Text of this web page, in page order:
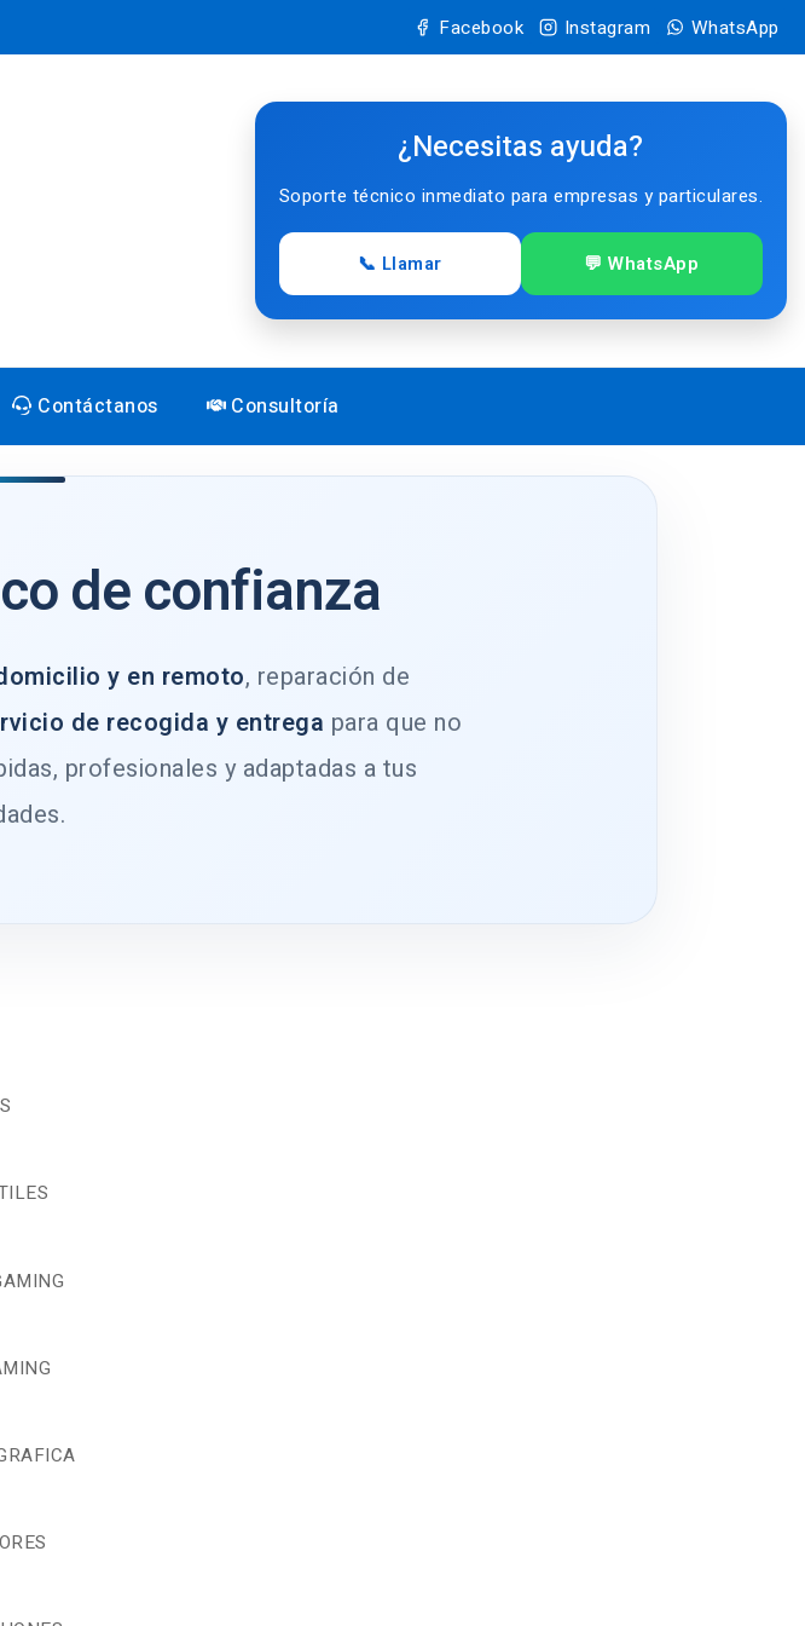
Facebook Instagram WhatsApp
¿Necesitas ayuda?
Soporte técnico inmediato para empresas y particulares.
📞 Llamar 💬 WhatsApp
Contáctanos Consultoría
de confianza
y en remoto, reparación de
de recogida y entrega para que no
profesionales y adaptadas a tus